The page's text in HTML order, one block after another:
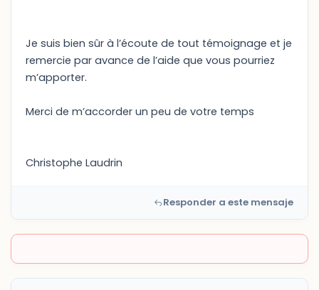
Je suis bien sûr à l’écoute de tout témoignage et je
remercie par avance de l’aide que vous pourriez
m’apporter.
Merci de m’accorder un peu de votre temps
Christophe Laudrin
Responder a este mensaje